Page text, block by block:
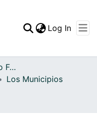
Statistics
Log In
Archivo del Patrimonio Fotográfico y Fílmico del Valle del Cauca
Los Municipios